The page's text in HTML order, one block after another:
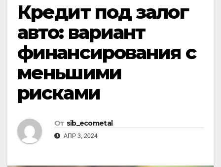
Кредит под залог
авто: вариант
финансирования с
меньшими
рисками
От sib_ecometal
АПР 3, 2024